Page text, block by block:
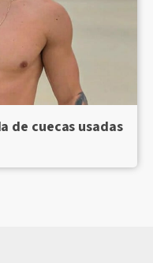
de cuecas usadas